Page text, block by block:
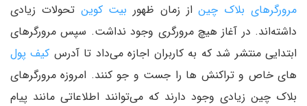
مرورگرهای بلاک چیناز زمان ظهور بیت کوین تحولات زیادی
داشته‌اند. در آغاز هیچ مرورگری وجود نداشت. سپس مرورگرهای
ابتدایی منتشر شد که به کاربران اجازه می‌داد تا آدرس کیف پول
های خاص و تراکنش ها را جست و جو کنند. امروزه مرورگرهای
بلاک چین زیادی وجود دارند که می‌توانند اطلاعاتی مانند پیام